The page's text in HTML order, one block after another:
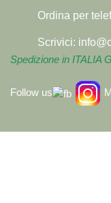
Ordina per
Scrivici:
Spedizione in ITALIA
Follow us